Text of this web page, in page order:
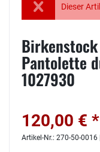
Dieser
Pantolette
1027930
120,00 € *
Artikel-Nr.: 270-50-